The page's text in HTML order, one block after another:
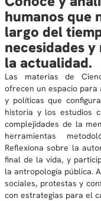
humanos que
largo del
necesidades
la actualidad.
Las materias de
ofrecen un espacio para
y políticas que
historia y los estudios
complejidades de la
herramientas
Reflexiona sobre la
final de la vida, y
la antropología pública.
sociales, protestas y
con estrategias para el